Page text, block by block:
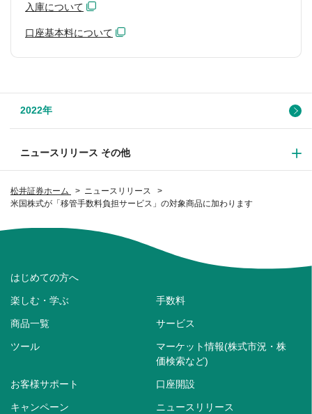
松井証券ホーム
ニュースリリース
米国株式が「移管手数料負担サービス」の対象商品に加わります
入庫について
口座基本料について
2022年
ニュースリリース その他
はじめての方へ
楽しむ・学ぶ 手数料
商品一覧 サービス
ツール
マーケット情報(株式市況・株
価検索など)
お客様サポート 口座開設
キャンペーン ニュースリリース